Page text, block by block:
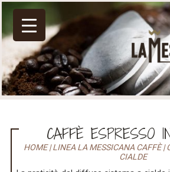
CAFFÈ ESPRESSO
HOME|LINEA LA MESSICANA CAFFÈ|
CIALDE